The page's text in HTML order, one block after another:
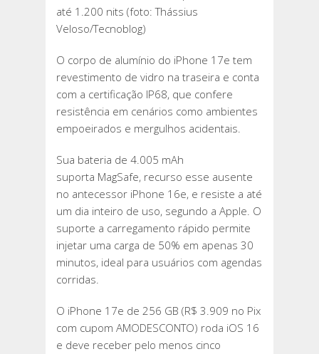
até 1.200 nits (foto: Thássius
Veloso/Tecnoblog)
O corpo de alumínio do iPhone 17e tem
revestimento de vidro na traseira e conta
com a certificação IP68, que confere
resistência em cenários como ambientes
empoeirados e mergulhos acidentais.
Sua bateria de 4.005 mAh
suporta MagSafe, recurso esse ausente
no antecessor iPhone 16e, e resiste a até
um dia inteiro de uso, segundo a Apple. O
suporte a carregamento rápido permite
injetar uma carga de 50% em apenas 30
minutos, ideal para usuários com agendas
corridas.
O iPhone 17e de 256 GB (R$ 3.909 no Pix
com cupom AMODESCONTO) roda iOS 16
e deve receber pelo menos cinco